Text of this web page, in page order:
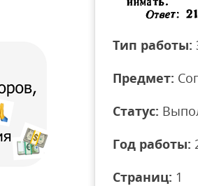
Тип работы:
Предмет:
Статус:
Год работы:
Страниц: 1